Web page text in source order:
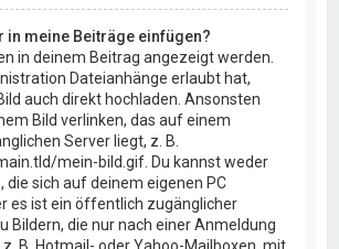
in meine Beiträge einfügen?
in deinem Beitrag angezeigt werden.
Dateianhänge erlaubt hat,
auch direkt hochladen. Ansonsten
Bild verlinken, das auf einem
Server liegt, z. B.
mein-bild.gif. Du kannst weder
die sich auf deinem eigenen PC
es ist ein öffentlich zugänglicher
Bildern, die nur nach einer Anmeldung